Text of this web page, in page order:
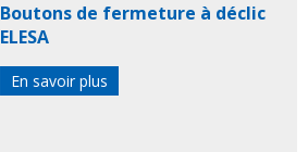
Boutons de fermeture à déclic
ELESA
En savoir plus